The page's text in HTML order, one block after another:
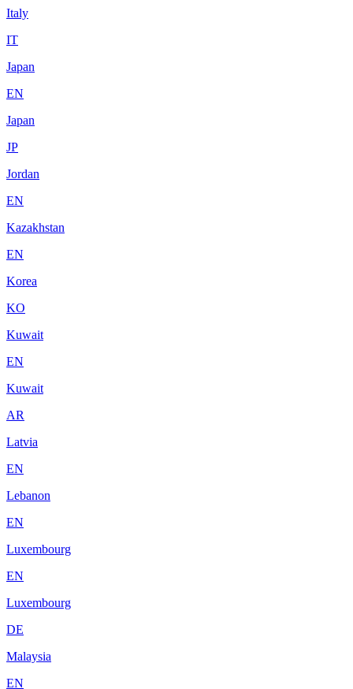
Italy
IT
Japan
EN
Japan
JP
Jordan
EN
Kazakhstan
EN
Korea
KO
Kuwait
EN
Kuwait
AR
Latvia
EN
Lebanon
EN
Luxembourg
EN
Luxembourg
DE
Malaysia
EN